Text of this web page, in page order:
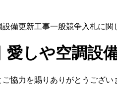
設備更新工事一般競争入札に関
愛しや空調設
協力を賜りありがとうござい